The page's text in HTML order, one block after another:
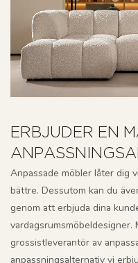
ERBJUDER EN
Anpassade möbler låter dig
bättre. Dessutom kan du
genom att erbjuda dina
vardagsrumsmöbeldesigner.
grossistleverantör av
anpassningsalternativ vi